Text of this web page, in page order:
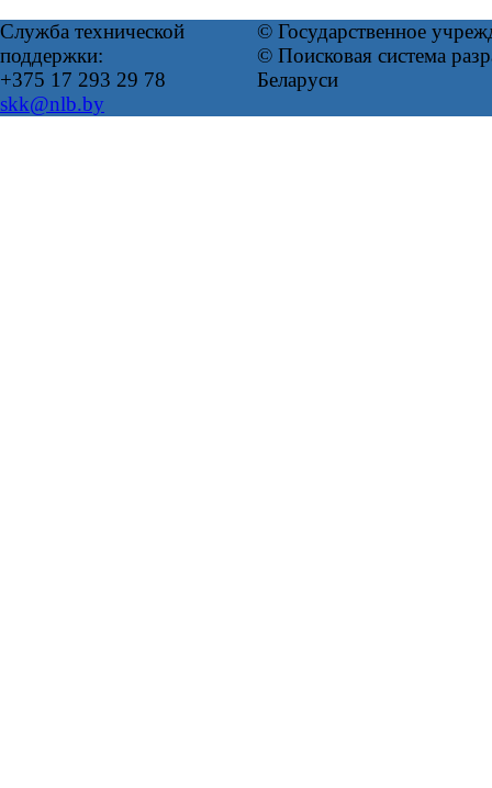
Служба технической
поддержки:
+375 17 293 29 78
skk@nlb.by
© Государственное
© Поисковая система
Беларуси